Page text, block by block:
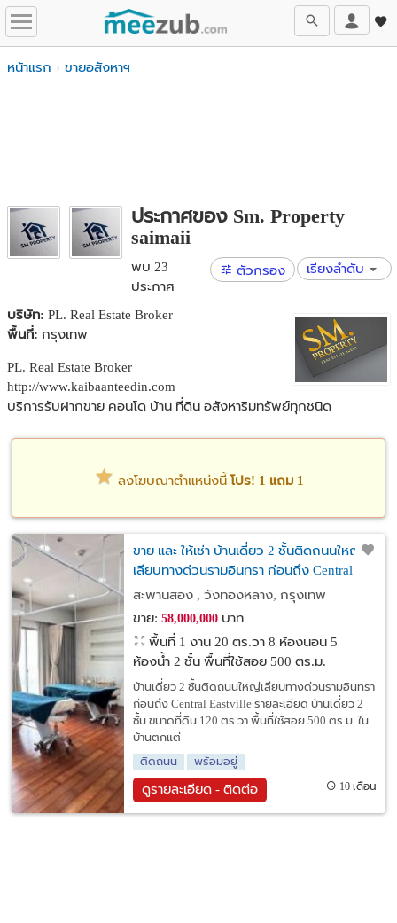
หน้าแรก ขายอสังหาฯ
ประกาศของ Sm. Property
saimaii
พบ 23
ประกาศ
ตัวกรอง เรียงลำดับ
บริษัท: PL. Real Estate Broker
พื้นที่: กรุงเทพ
PL. Real Estate Broker
http://www.kaibaanteedin.com
บริการรับฝากขาย คอนโด บ้าน ที่ดิน อสังหาริมทรัพย์ทุกชนิด
ลงโฆษณาตำแหน่งนี้ โปร! 1 แถม 1
ขาย และ ให้เช่า บ้านเดี่ยว 2 ชั้นติดถนนใหญ่
เลียบทางด่วนรามอินทรา ก่อนถึง Central
Eastville
สะพานสอง , วังทองหลาง, กรุงเทพ
ขาย: 58,000,000บาท
พื้นที่ 1 งาน 20 ตร.วา 8 ห้องนอน 5
ห้องน้ำ 2 ชั้น พื้นที่ใช้สอย 500 ตร.ม.
บ้านเดี่ยว 2 ชั้นติดถนนใหญ่เลียบทางด่วนรามอินทรา
ก่อนถึง Central Eastville รายละเอียด บ้านเดี่ยว 2
ชั้น ขนาดที่ดิน 120 ตร.วา พื้นที่ใช้สอย 500 ตร.ม. ใน
บ้านตกแต่
ติดถนน
พร้อมอยู่
ดูรายละเอียด - ติดต่อ 10 เดือน